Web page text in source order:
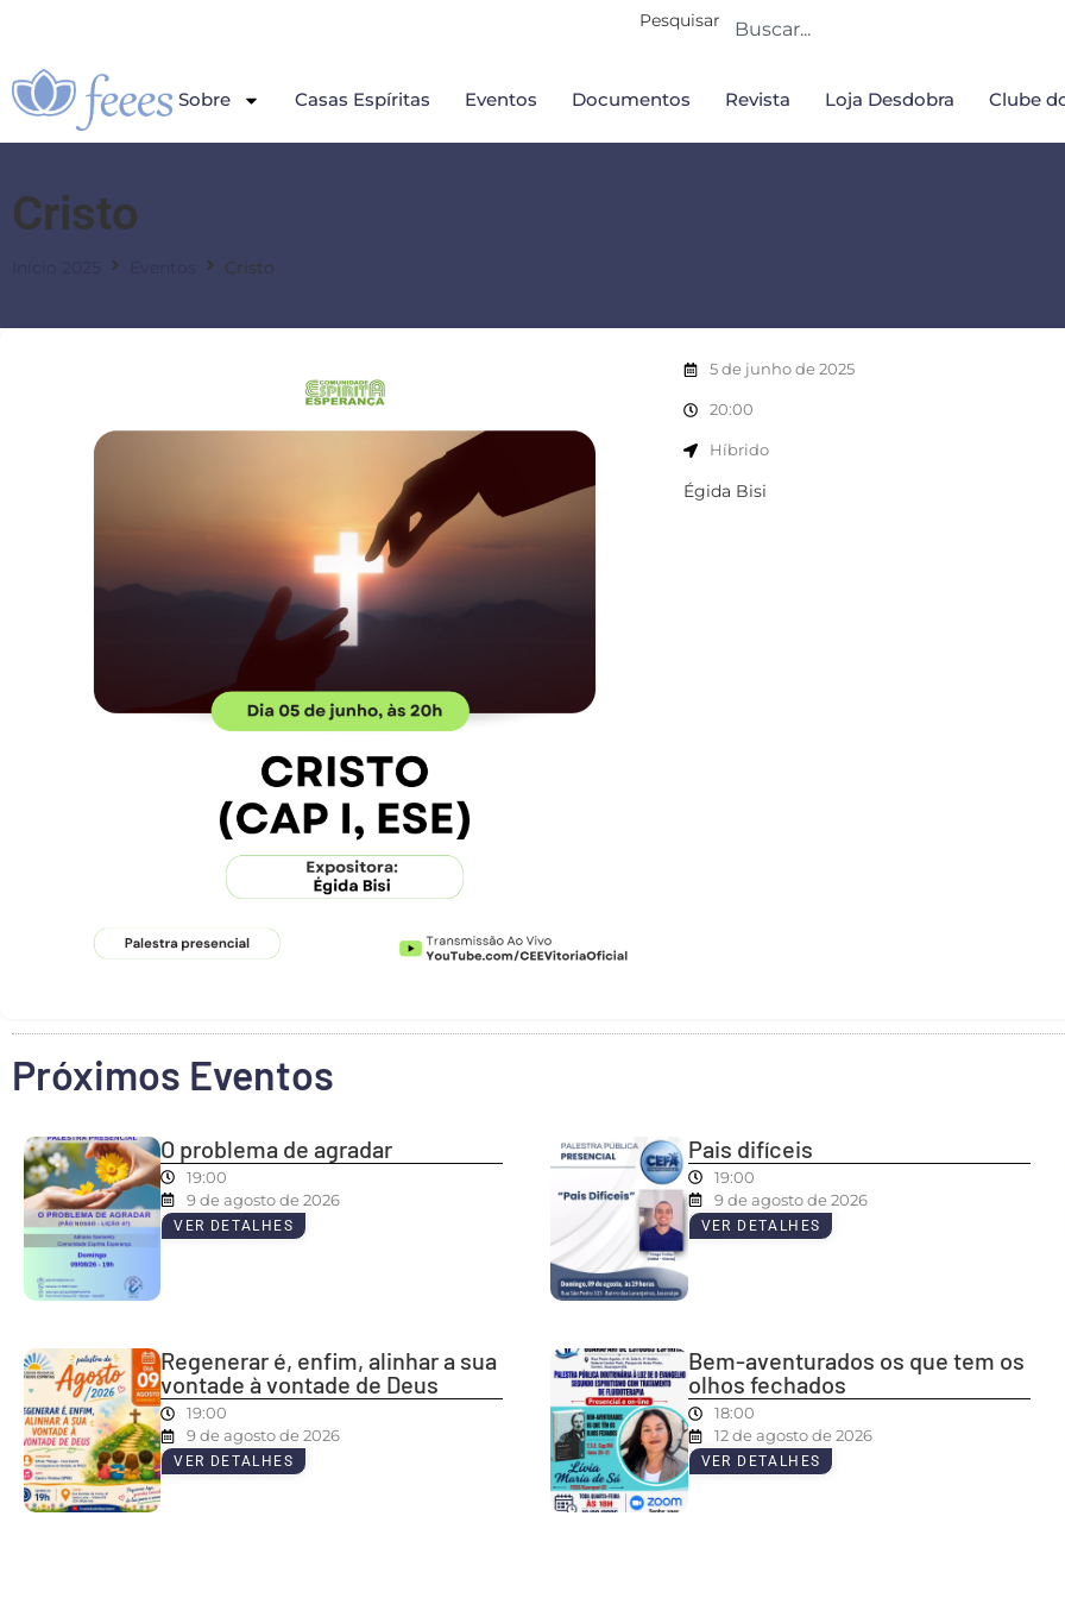
Pesquisar
Sobre Casas Espíritas Eventos Documentos Revista Loja Desdobra Clube
Cristo
Cristo
5 de junho de 2025
20:00
Híbrido
Égida Bisi
Próximos Eventos
O problema de agradar
19:00
9 de agosto de 2026
VER DETALHES
Pais difíceis
19:00
9 de agosto de 2026
VER DETALHES
Regenerar é, enfim, alinhar a sua
vontade à vontade de Deus
19:00
9 de agosto de 2026
VER DETALHES
Bem-aventurados os que tem os
olhos fechados
18:00
12 de agosto de 2026
VER DETALHES